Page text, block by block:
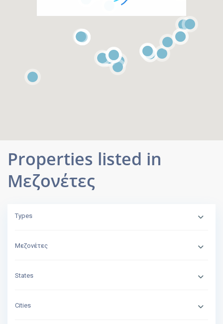
Properties listed in
Μεζονέτες
Types
Μεζονέτες
States
Cities